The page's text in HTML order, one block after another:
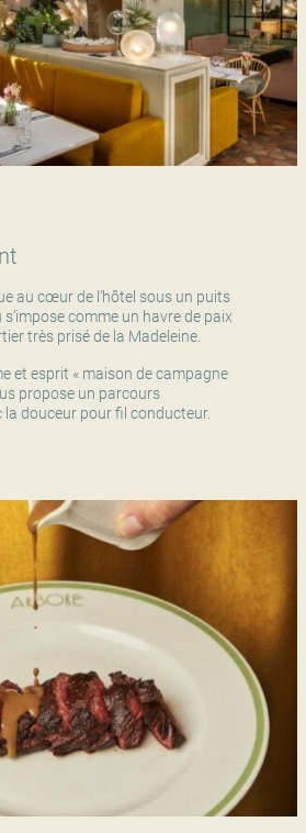
au cœur de l’hôtel sous un puits
s’impose comme un havre de paix
très prisé de la Madeleine.
et esprit « maison de campagne
propose un parcours
la douceur pour fil conducteur.